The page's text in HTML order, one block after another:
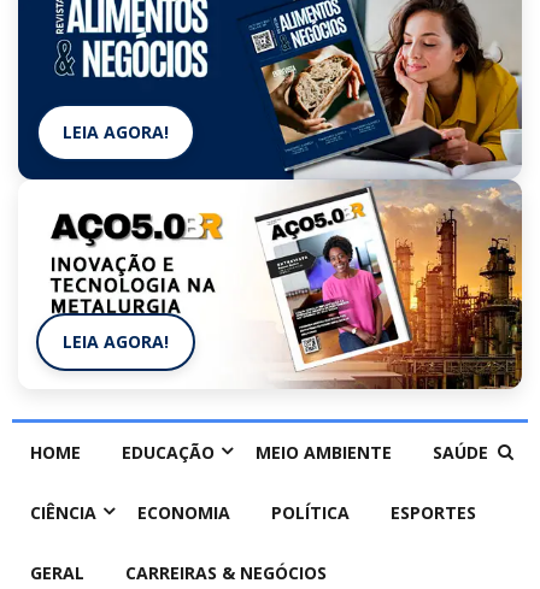
LEIA AGORA!
LEIA AGORA!
HOME EDUCAÇÃO MEIO AMBIENTE SAÚDE
CIÊNCIA ECONOMIA POLÍTICA ESPORTES
GERAL CARREIRAS & NEGÓCIOS